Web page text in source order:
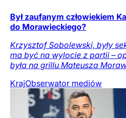
Był zaufanym człowiekiem
do Morawieckiego?
Krzysztof Sobolewski, były
ma być na wylocie z partii –
była na grillu Mateusza
KrajObserwator mediów